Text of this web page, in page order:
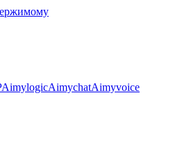
AimylogicAimychatAimyvoice